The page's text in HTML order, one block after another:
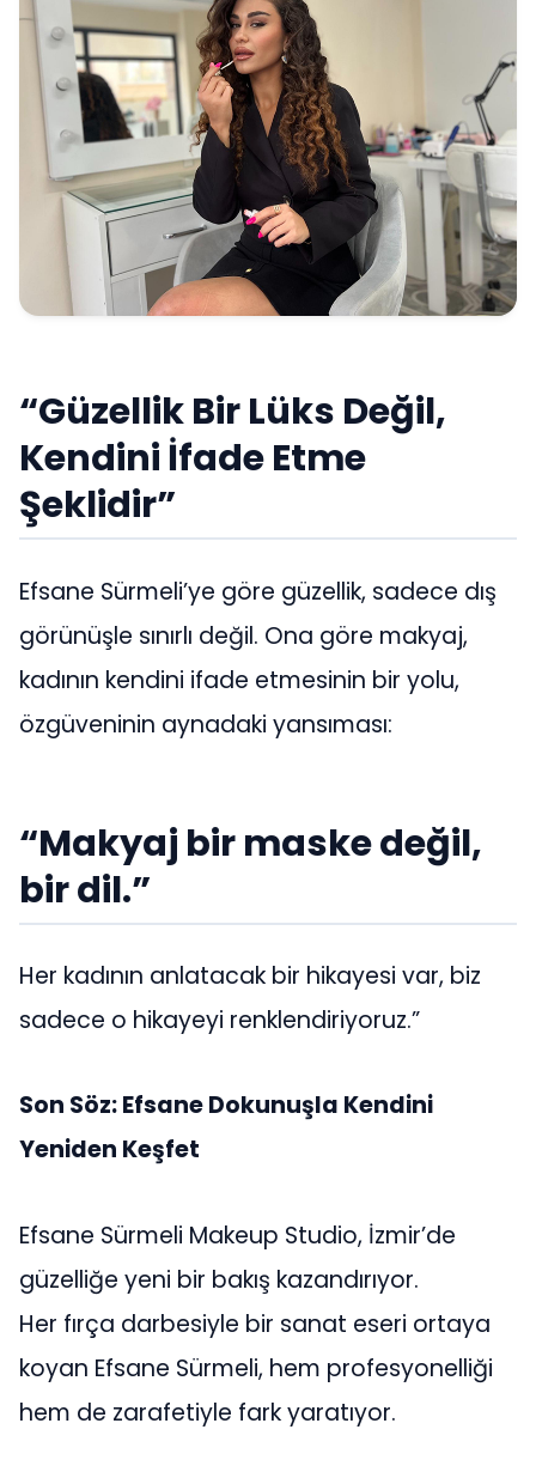
“Güzellik Bir Lüks Değil,
Kendini İfade Etme
Şeklidir”
Efsane Sürmeli’ye göre güzellik, sadece dış
görünüşle sınırlı değil. Ona göre makyaj,
kadının kendini ifade etmesinin bir yolu,
özgüveninin aynadaki yansıması:
“Makyaj bir maske değil,
bir dil.”
Her kadının anlatacak bir hikayesi var, biz
sadece o hikayeyi renklendiriyoruz.”
Son Söz: Efsane Dokunuşla Kendini
Yeniden Keşfet
Efsane Sürmeli Makeup Studio, İzmir’de
güzelliğe yeni bir bakış kazandırıyor.
Her fırça darbesiyle bir sanat eseri ortaya
koyan Efsane Sürmeli, hem profesyonelliği
hem de zarafetiyle fark yaratıyor.